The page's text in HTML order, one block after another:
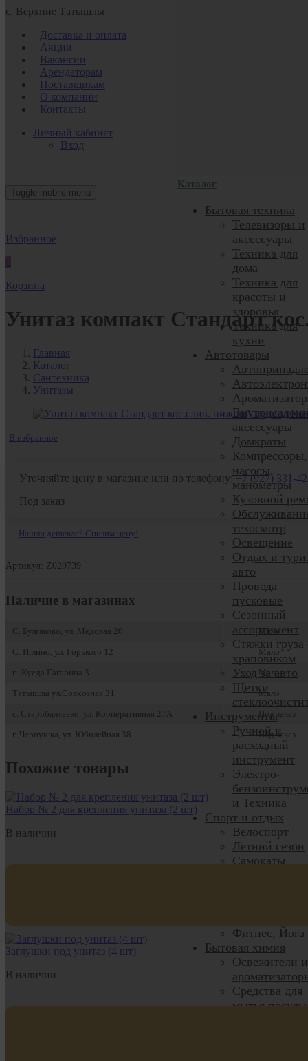
с. Верхние Татышлы
Доставка и оплата
Акции
Вакансии
Арендаторам
Поставщикам
О компании
Контакты
Личный кабинет
Вход
Toggle mobile menu
Каталог
Бытовая техника
Телевизоры и
аксессуары
Техника для
дома
Техника для
красоты и
здоровья
Техника для
кухни
Автотовары
аксессуары
Домкраты
Компрессоры,
насосы,
манометры
Кузовной
техосмотр
Освещение
Отдых и
авто
Провода
пусковые
Сезонный
ассортимент
Стяжки груза
храповиком
Уход за авто
Щетки
Инструменты
Ручной и
расходный
инструмент
Электро-
и Техника
Спорт и отдых
Велоспорт
Летний сезон
Самокаты
Фитнес, Йога
Бытовая химия
Освежители и
Средства для
мытья посуды
Избранное
0
Корзина
Унитаз компакт Стандарт
Главная
Каталог
Сантехника
Унитазы
В избранное
Уточняйте цену в магазине или по телефону:+7 (927) 331-
Под заказ
Нашли дешевле? Снизим цену!
Артикул: Z020739
Наличие в магазинах
С. Булгаково, ул. Медовая 20
Мало
С. Иглино, ул. Горького 12
Мало
п. Куеда Гагарина 3
Мало
Татышлы ул.Совхозная 31
Мало
с. Старобалтаево, ул. Кооперативная 27А
Под заказ
г. Чернушка, ул. Юбилейная 38
Под заказ
Похожие товары
Набор № 2 для крепления унитаза (2 шт)
В наличии
Заглушки под унитаз (4 шт)
В наличии